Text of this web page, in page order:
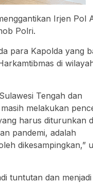
Irjen Pol
Polri.
para Kapolda yang
di
Tengah dan
melakukan
harus diturunkan
pandemi, adalah
dikesampingkan,”
tuntutan dan menjadi